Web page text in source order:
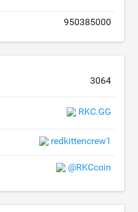
950385000
3064
RKC.GG
redkittencrew1
@RKCcoin